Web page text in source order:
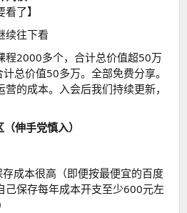
了】
续往下看
程2000多个，合计总价值超50万
总价值50多万。全部免费分享。
的成本。入会后我们持续更新，
伸手党慎入）
成本很高（即便按最便宜的百度
己保存每年成本开支至少600元左